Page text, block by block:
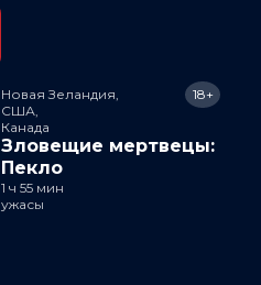
Новая Зеландия,
США,
Канада
Зловещие мертвецы:
Пекло
18+
1 ч 55 мин
ужасы